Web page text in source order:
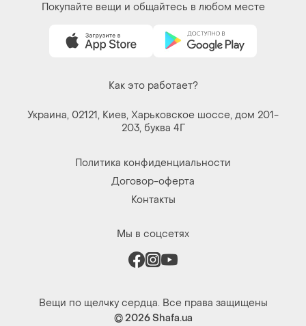
Покупайте вещи и общайтесь в любом месте
Как это работает?
Украина, 02121, Киев, Харьковское шоссе, дом 201-
203, буква 4Г
Политика конфиденциальности
Договор-оферта
Контакты
Мы в соцсетях
Вещи по щелчку сердца. Все права защищены
© 2026Shafa.ua